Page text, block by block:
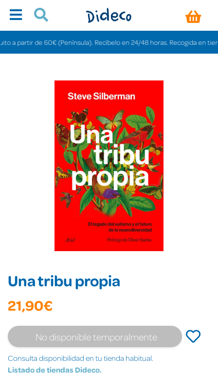
partir de 60€ (Península). Recíbelo en 24/48 horas. Recogida en tiendas
Una tribu propia
21,90€
No disponible temporalmente
Consulta disponibilidad en tu tienda habitual.
Listado de tiendas Dideco.